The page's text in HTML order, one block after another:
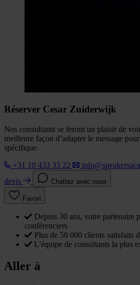
Réserver Cesar Zuiderwijk
Nos consultants se feront un plaisir de
meilleure façon d’adapter le message
spécifique.
+31 10 433 33 22
devis
Chattez avec nous
Favori
Depuis 30 ans, votre partenaire
conférenciers
Plus de 50 000 clients satisfaits
L'équipe de consultants la plus
Aller à